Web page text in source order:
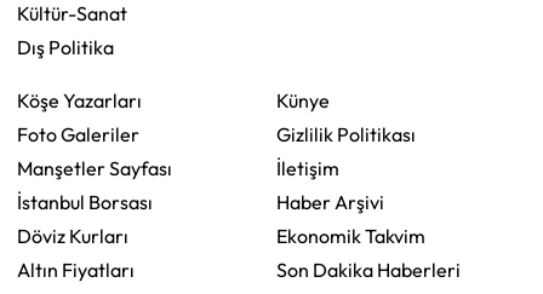
Kültür-Sanat
Dış Politika
Köşe Yazarları
Foto Galeriler
Manşetler Sayfası
İstanbul Borsası
Döviz Kurları
Altın Fiyatları
Künye
Gizlilik Politikası
İletişim
Haber Arşivi
Ekonomik Takvim
Son Dakika Haberleri